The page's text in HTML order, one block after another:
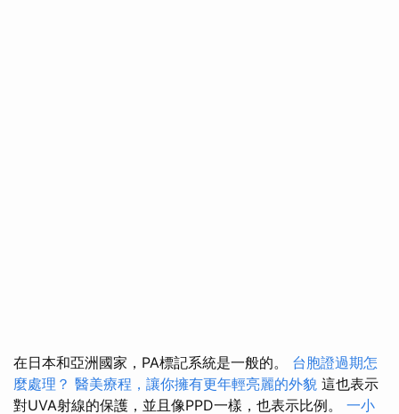
在日本和亞洲國家，PA標記系統是一般的。 台胞證過期怎
麼處理？ 醫美療程，讓你擁有更年輕亮麗的外貌 這也表示
對UVA射線的保護，並且像PPD一樣，也表示比例。 一小